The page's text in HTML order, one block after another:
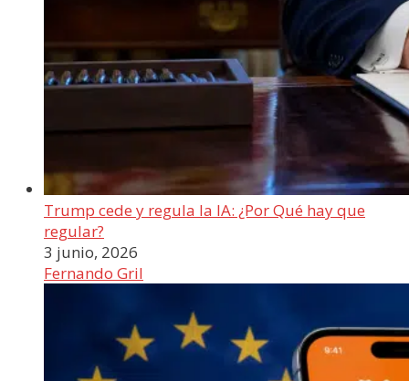
Trump cede y regula la IA: ¿Por Qué hay que
regular?
3 junio, 2026
Fernando Gril